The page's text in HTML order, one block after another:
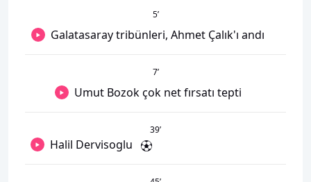
5’
Galatasaray tribünleri, Ahmet Çalık'ı andı
7’
Umut Bozok çok net fırsatı tepti
39’
Halil Dervisoglu